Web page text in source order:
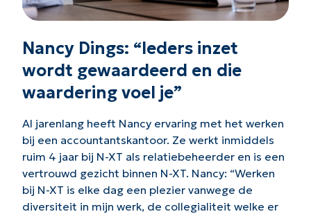
Nancy Dings: “Ieders inzet
wordt gewaardeerd en die
waardering voel je”
Al jarenlang heeft Nancy ervaring met het werken
bij een accountantskantoor. Ze werkt inmiddels
ruim 4 jaar bij N-XT als relatiebeheerder en is een
vertrouwd gezicht binnen N-XT. Nancy: “Werken
bij N-XT is elke dag een plezier vanwege de
diversiteit in mijn werk, de collegialiteit welke er